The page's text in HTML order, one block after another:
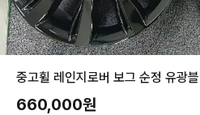
중고휠 레인지로버 보그 순정 유광
660,000원